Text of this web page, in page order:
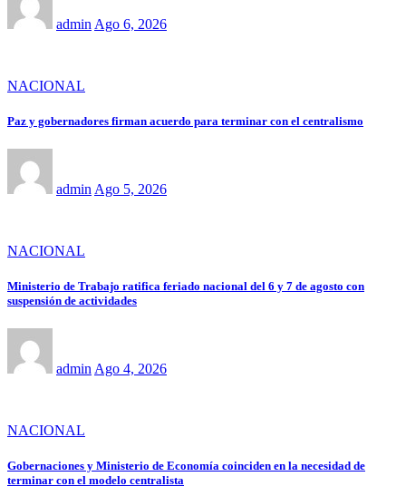
admin Ago 6, 2026
NACIONAL
Paz y gobernadores firman acuerdo para terminar con el centralismo
admin Ago 5, 2026
NACIONAL
Ministerio de Trabajo ratifica feriado nacional del 6 y 7 de agosto con
suspensión de actividades
admin Ago 4, 2026
NACIONAL
Gobernaciones y Ministerio de Economía coinciden en la necesidad de
terminar con el modelo centralista